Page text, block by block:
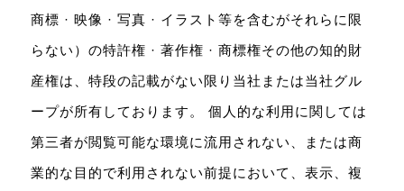
商標 · 映像 · 写真 · イラスト等を含むがそれらに限
らない）の特許権 · 著作権 · 商標権その他の知的財
産権は、特段の記載がない限り当社または当社グル
ープが所有しております。 個人的な利用に関しては
第三者が閲覧可能な環境に流用されない、または商
業的な目的で利用されない前提において、表示、複